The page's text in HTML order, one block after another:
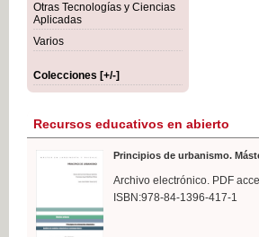
Otras Tecnologías y Ciencias
Aplicadas
Varios
Colecciones [+/-]
Recursos educativos en abierto
Principios de urbanismo.
Archivo electrónico. PDF
ISBN:978-84-1396-417-1